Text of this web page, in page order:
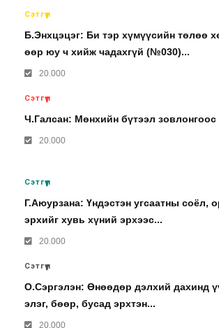
Сэтгүүл
Б.Энхцэцэг: Би тэр хүмүүсийн төлөө
өөр юу ч хийж чадахгүй (№030)...
20.000
Сэтгүүл
Ч.Галсан: Мөнхийн бүтээл
20.000
Сэтгүүл
Г.Аюурзана: Үндэстэн угсаатны соёл,
эрхийг хувь хүний эрхээс...
20.000
Сэтгүүл
О.Сэргэлэн: Өнөөдөр дэлхий дахинд
элэг, бөөр, бусад эрхтэн...
20.000